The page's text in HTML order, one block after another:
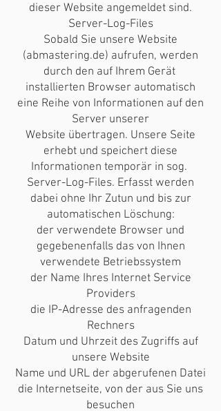
dieser Website angemeldet sind.
Server-Log-Files
Sobald Sie unsere Website
(abmastering.de) aufrufen, werden
durch den auf Ihrem Gerät
installierten Browser automatisch
eine Reihe von Informationen auf den
Server unserer
Website übertragen. Unsere Seite
erhebt und speichert diese
Informationen temporär in sog.
Server-Log-Files. Erfasst werden
dabei ohne Ihr Zutun und bis zur
automatischen Löschung:
der verwendete Browser und
gegebenenfalls das von Ihnen
verwendete Betriebssystem
der Name Ihres Internet Service
Providers
die IP-Adresse des anfragenden
Rechners
Datum und Uhrzeit des Zugriffs auf
unsere Website
Name und URL der abgerufenen Datei
die Internetseite, von der aus Sie uns
besuchen